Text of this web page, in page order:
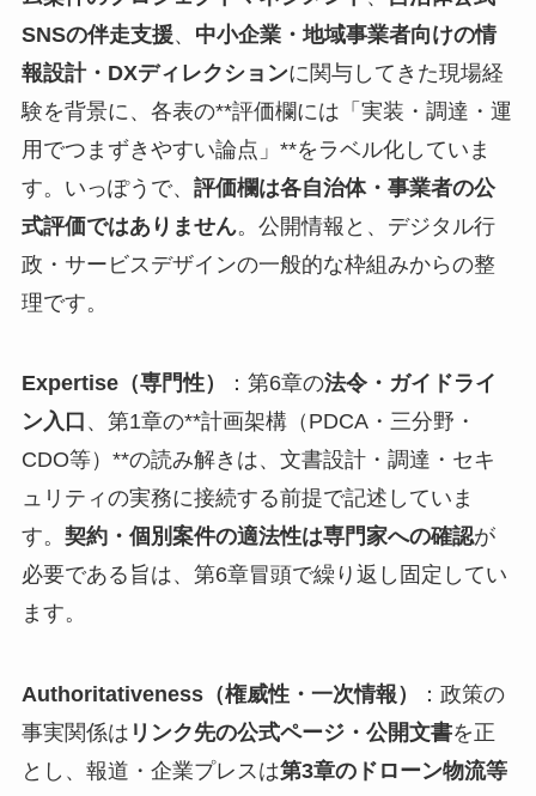
SNSの伴走支援、 中小企業・地域事業者向けの情
報設計・DXディレクションに関与してきた現場経
験を背景に、各表の**評価欄には「実装・調達・運
用でつまずきやすい論点」**をラベル化していま
す。いっぽうで、 評価欄は各自治体・事業者の公
式評価ではありません。公開情報と、デジタル行
政・サービスデザインの一般的な枠組みからの整
理です。
Expertise（専門性） ：第6章の法令・ガイドライ
ン入口 、第1章の**計画架構（PDCA・三分野・
CDO等）**の読み解きは、文書設計・調達・セキ
ュリティの実務に接続する前提で記述していま
す。 契約・個別案件の適法性は専門家への確認が
必要である旨は、第6章冒頭で繰り返し固定してい
ます。
Authoritativeness（権威性・一次情報）
：政策の
事実関係は リンク先の公式ページ・公開文書を正
とし、報道・企業プレスは第3章のドローン物流等